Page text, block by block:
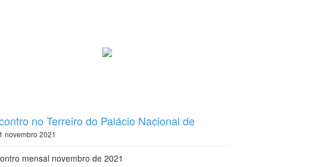
no Terreiro do Palácio Nacional de
novembro 2021
mensal novembro de 2021